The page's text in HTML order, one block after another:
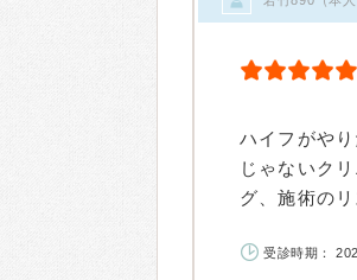
ハイフがや
じゃないク
グ、施術の
受診時期：